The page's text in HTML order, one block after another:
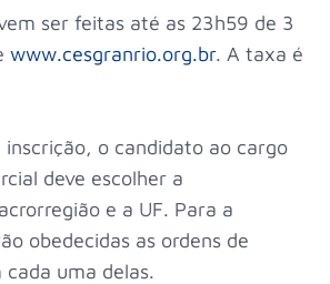
ser feitas até as 23h59 de 3
www.cesgranrio.org.br. A taxa é
o candidato ao cargo
deve escolher a
e a UF. Para a
obedecidas as ordens de
uma delas.